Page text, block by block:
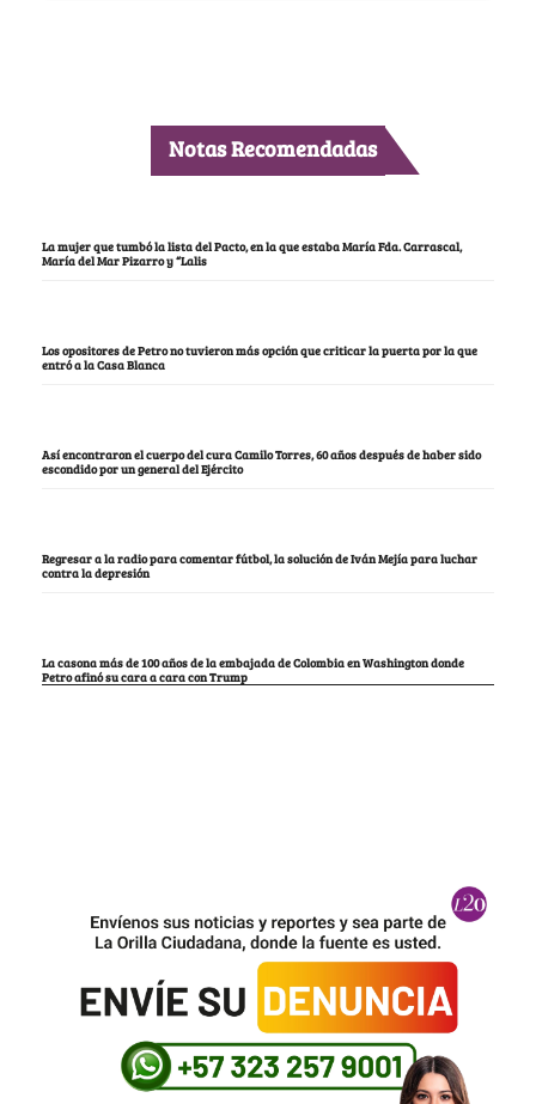
Notas Recomendadas
La mujer que tumbó la lista del Pacto, en la que estaba María Fda. Carrascal,
María del Mar Pizarro y “Lalis
Los opositores de Petro no tuvieron más opción que criticar la puerta por la que
entró a la Casa Blanca
Así encontraron el cuerpo del cura Camilo Torres, 60 años después de haber sido
escondido por un general del Ejército
Regresar a la radio para comentar fútbol, la solución de Iván Mejía para luchar
contra la depresión
La casona más de 100 años de la embajada de Colombia en Washington donde
Petro afinó su cara a cara con Trump